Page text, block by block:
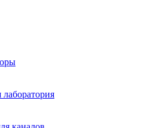
лаборатория